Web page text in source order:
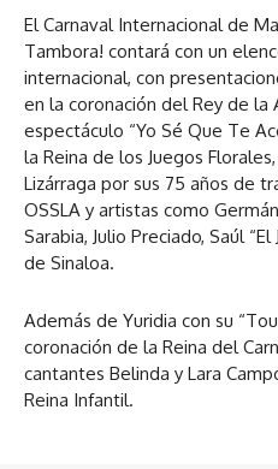
El Carnaval Internacional de
Tambora! contará con un
internacional, con
en la coronación del Rey de la
espectáculo “Yo Sé Que Te
la Reina de los Juegos
Lizárraga por sus 75 años de
OSSLA y artistas como
Sarabia, Julio Preciado, Saúl
de Sinaloa.
Además de Yuridia con su
coronación de la Reina del
cantantes Belinda y Lara
Reina Infantil.